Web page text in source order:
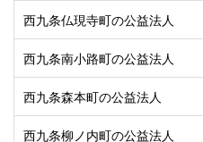
西九条仏現寺町の公益法人
西九条南小路町の公益法人
西九条森本町の公益法人
西九条柳ノ内町の公益法人